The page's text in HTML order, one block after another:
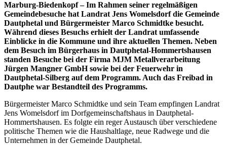
Marburg-Biedenkopf – Im Rahmen seiner regelmäßigen
Gemeindebesuche hat Landrat Jens Womelsdorf die Gemeinde
Dautphetal und Bürgermeister Marco Schmidtke besucht.
Während dieses Besuchs erhielt der Landrat umfassende
Einblicke in die Kommune und ihre aktuellen Themen. Neben
dem Besuch im Bürgerhaus in Dautphetal-Hommertshausen
standen Besuche bei der Firma MJM Metallverarbeitung
Jürgen Mangner GmbH sowie bei der Feuerwehr in
Dautphetal-Silberg auf dem Programm. Auch das Freibad in
Dautphe war Bestandteil des Programms.
Bürgermeister Marco Schmidtke und sein Team empfingen Landrat
Jens Womelsdorf im Dorfgemeinschaftshaus in Dautphetal-
Hommertshausen. Es folgte ein reger Austausch über verschiedene
politische Themen wie die Haushaltlage, neue Radwege und die
Unternehmen in der Gemeinde Dautphetal.